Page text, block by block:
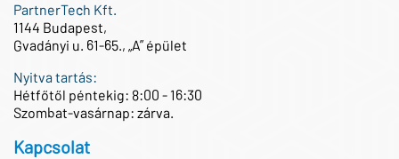
PartnerTech Kft.
1144 Budapest,
Gvadányi u. 61-65., „A” épület
Nyitva tartás:
Hétfőtől péntekig: 8:00 - 16:30
Szombat-vasárnap: zárva.
Kapcsolat